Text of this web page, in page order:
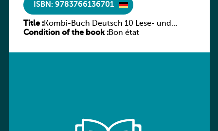
ISBN: 9783766136701
Title :Kombi-Buch Deutsch 10 Lese- und
Sprachbuch
Condition of the book :Bon état